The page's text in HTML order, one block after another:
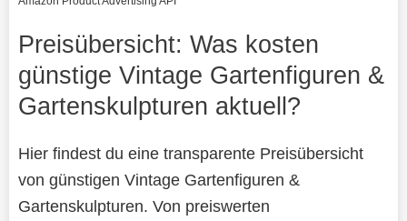
Preisübersicht: Was kosten
günstige Vintage Gartenfiguren &
Gartenskulpturen aktuell?
Hier findest du eine transparente Preisübersicht
von günstigen Vintage Gartenfiguren &
Gartenskulpturen. Von preiswerten